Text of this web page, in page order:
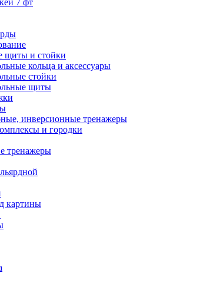
7 фт
щиты и стойки
кольца и аксессуары
стойки
щиты
инверсионные тренажеры
и городки
тренажеры
картины